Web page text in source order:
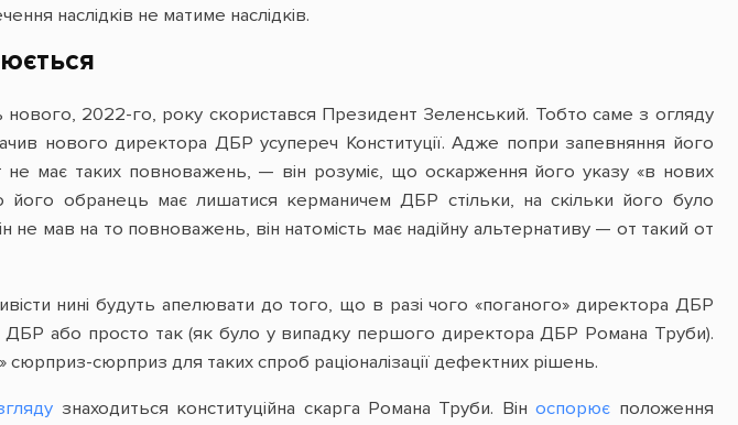
наслідків не матиме наслідків.
2022-го, року скористався Президент Зеленський. Тобто саме з огляду
нового директора ДБР усупереч Конституції. Адже попри запевняння його
не має таких повноважень, — він розуміє, що оскарження його указу «в нових
його обранець має лишатися керманичем ДБР стільки, на скільки його було
не мав на то повноважень, він натомість має надійну альтернативу — от такий от
нині будуть апелювати до того, що в разі чого «поганого» директора ДБР
ДБР або просто так (як було у випадку першого директора ДБР Романа Труби).
сюрприз-сюрприз для таких спроб раціоналізації дефектних рішень.
знаходиться конституційна скарга Романа Труби. Віноспорює положення